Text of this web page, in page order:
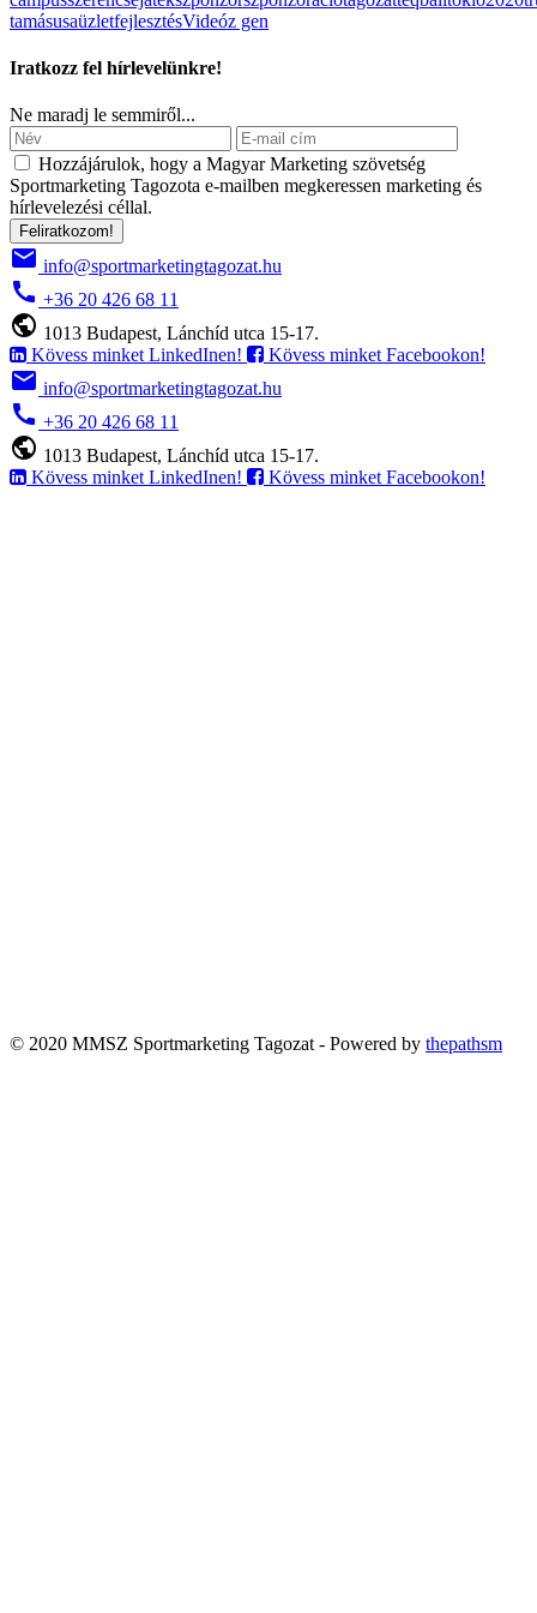
tamásusaüzletfejlesztésVideóz gen
Iratkozz fel hírlevelünkre!
Ne maradj le semmiről...
Hozzájárulok, hogy a Magyar Marketing szövetség
Sportmarketing Tagozota e‑mailben megkeressen marketing és
hírlevelezési céllal.
Feliratkozom!
email info@sportmarketingtagozat.hu
call +36 20 426 68 11
public 1013 Budapest, Lánchíd utca 15-17.
Kövess minket LinkedInen!
Kövess minket Facebookon!
email info@sportmarketingtagozat.hu
call +36 20 426 68 11
public 1013 Budapest, Lánchíd utca 15-17.
Kövess minket LinkedInen!
Kövess minket Facebookon!
© 2020 MMSZ Sportmarketing Tagozat - Powered by thepathsm